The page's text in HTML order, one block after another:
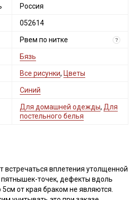
Россия
052614
Рвем по нитке ?
Бязь
Все рисунки, Цветы
Синий
Для домашней одежды, Для
постельного белья
встречаться вплетения утолщенной
точек, дефекты вдоль
от края браком не являются.